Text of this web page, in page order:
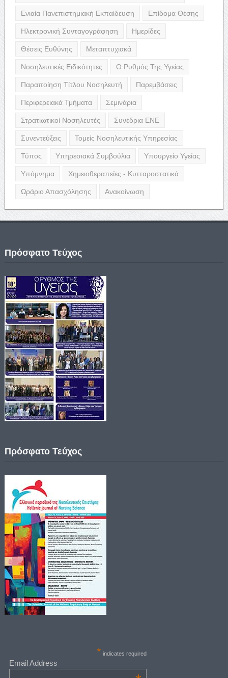
Ενιαία Πανεπιστημιακή Εκπαίδευση Επίδομα Θέσης
Ηλεκτρονική Συνταγογράφηση Ημερίδες
Θέσεις Ευθύνης Μεταπτυχιακά
Νοσηλευτικές Ειδικότητες Ο Ρυθμός Της Υγείας
Παραποίηση Τίτλου Νοσηλευτή Παρεμβάσεις
Περιφερειακά Τμήματα Σεμινάρια
Στρατιωτικοί Νοσηλευτές Συνέδρια ΕΝΕ
Συνεντεύξεις Τομείς Νοσηλευτικής Υπηρεσίας
Τύπος Υπηρεσιακά Συμβούλια Υπουργείο Υγείας
Υπόμνημα Χημειοθεραπείες - Κυτταροστατικά
Ωράριο Απασχόλησης Ανακοίνωση
Πρόσφατο Τεύχος
Πρόσφατο Τεύχος
* indicates required
Email Address